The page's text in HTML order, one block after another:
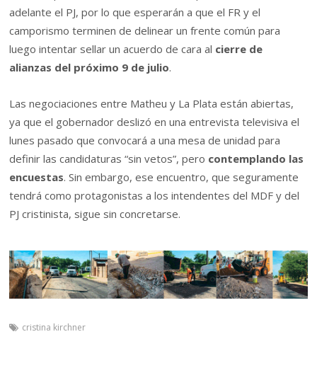
adelante el PJ, por lo que esperarán a que el FR y el
camporismo terminen de delinear un frente común para
luego intentar sellar un acuerdo de cara al cierre de
alianzas del próximo 9 de julio.
Las negociaciones entre Matheu y La Plata están abiertas,
ya que el gobernador deslizó en una entrevista televisiva el
lunes pasado que convocará a una mesa de unidad para
definir las candidaturas “sin vetos”, pero contemplando las
encuestas. Sin embargo, ese encuentro, que seguramente
tendrá como protagonistas a los intendentes del MDF y del
PJ cristinista, sigue sin concretarse.
cristina kirchner